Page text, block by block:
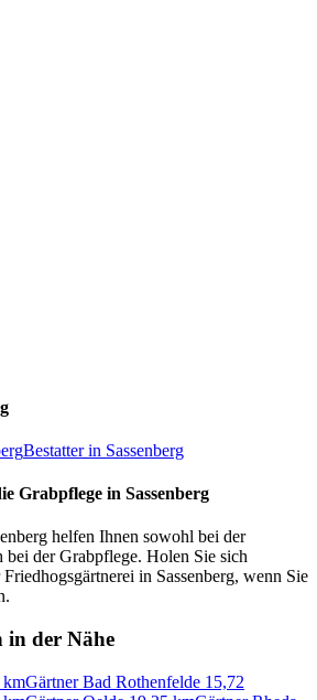
Bestatter in Sassenberg
Grabpflege in Sassenberg
helfen Ihnen sowohl bei der
bei der Grabpflege. Holen Sie sich
in Sassenberg, wenn Sie
in der Nähe
kmGärtner Bad Rothenfelde 15,72